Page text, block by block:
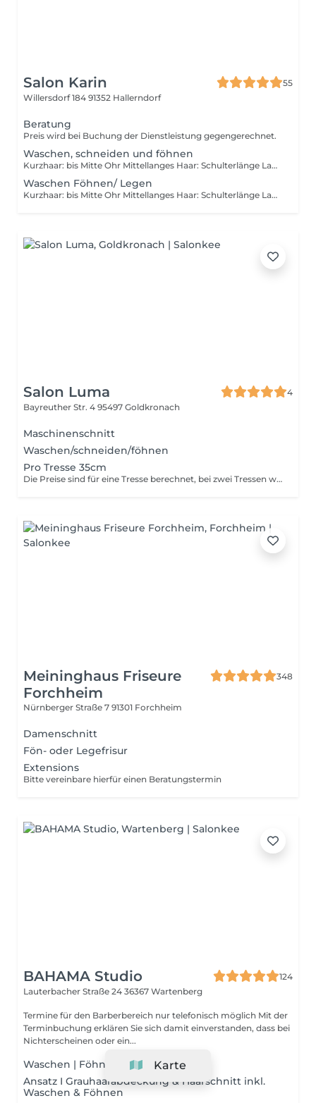
Salon Karin
55
Willersdorf 184 91352 Hallerndorf
Beratung
Preis wird bei Buchung der Dienstleistung gegengerechnet.
Waschen, schneiden und föhnen
Kurzhaar: bis Mitte Ohr Mittellanges Haar: Schulterlänge Langhaar: Ab Schulterlänge
Waschen Föhnen/ Legen
Kurzhaar: bis Mitte Ohr Mittellanges Haar: Schulterlänge Langhaar: Ab schulterlänge
Salon Luma
4
Bayreuther Str. 4 95497 Goldkronach
Maschinenschnitt
Waschen/schneiden/föhnen
Pro Tresse 35cm
Die Preise sind für eine Tresse berechnet, bei zwei Tressen wird das doppelte berechnet. Die Dienstleistung ist nur auf die Tresse und das Einsetzen berechnet. Zusätzliche Dienstleistungen wie waschen/schneiden/föhnen und Strähnen/Farbe müssen zusätzlich gebucht werden und wird zusätzlich berechnet.
Meininghaus Friseure
Forchheim
348
Nürnberger Straße 7 91301 Forchheim
Damenschnitt
Fön- oder Legefrisur
Extensions
Bitte vereinbare hierfür einen Beratungstermin
BAHAMA Studio
124
Lauterbacher Straße 24 36367 Wartenberg
Termine für den Barberbereich nur telefonisch möglich Mit der
Terminbuchung erklären Sie sich damit einverstanden, dass bei
Nichterscheinen oder ein...
Waschen | Föhnen
Ansatz I Grauhaarabdeckung & Haarschnitt inkl.
Waschen & Föhnen
Karte